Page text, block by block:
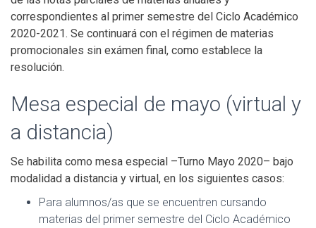
correspondientes al primer semestre del Ciclo Académico
2020-2021. Se continuará con el régimen de materias
promocionales sin exámen final, como establece la
resolución.
Mesa especial de mayo (virtual y
a distancia)
Se habilita como mesa especial –Turno Mayo 2020– bajo
modalidad a distancia y virtual, en los siguientes casos:
Para alumnos/as que se encuentren cursando
materias del primer semestre del Ciclo Académico